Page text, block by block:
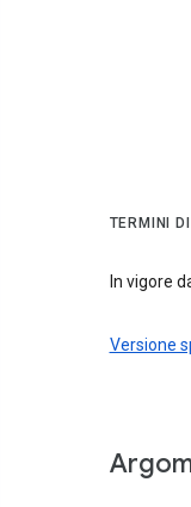
TERMINI
In vigore
Versione